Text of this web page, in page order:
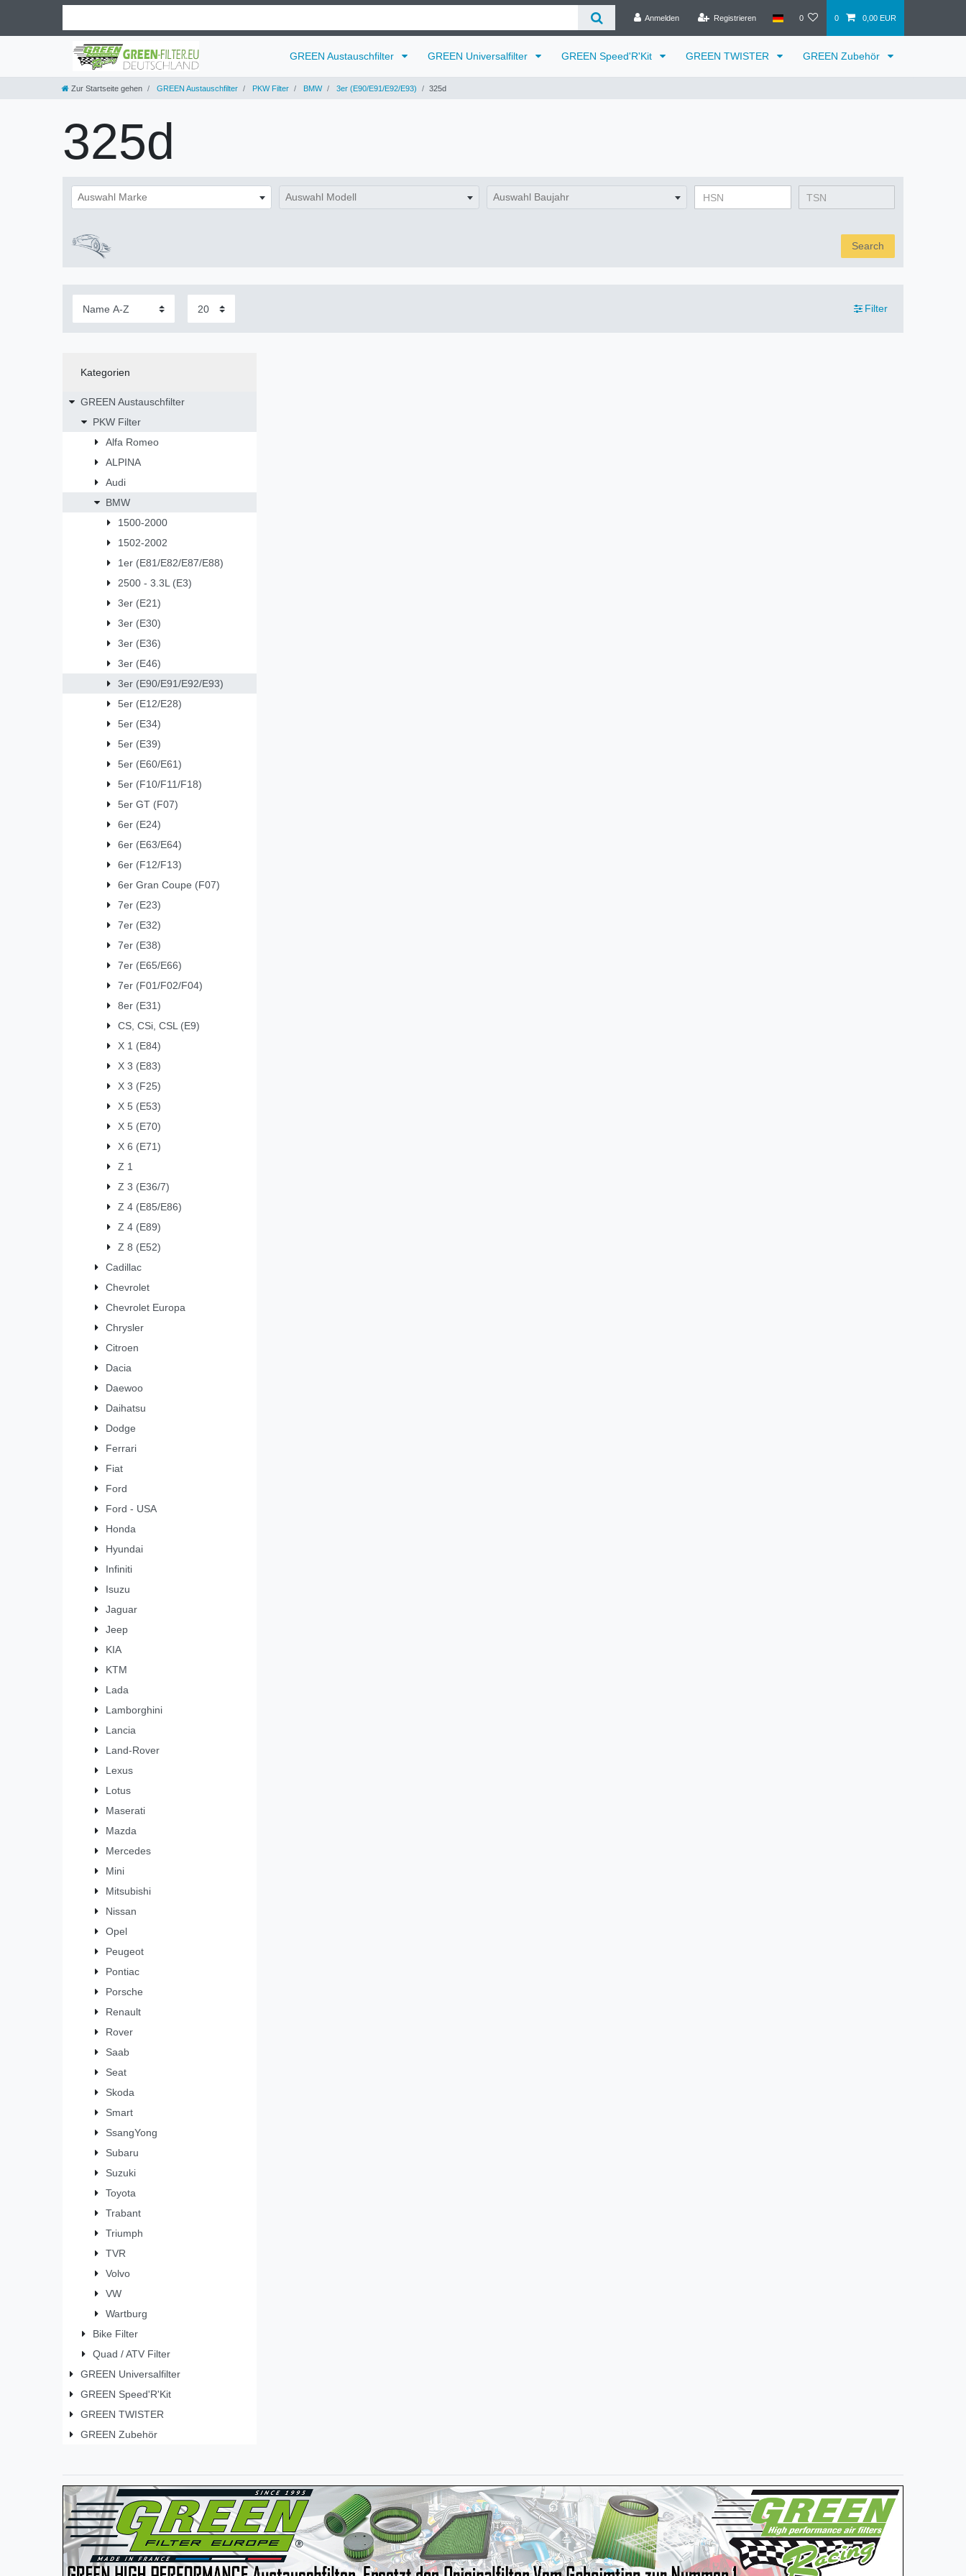
Anmelden Registrieren 0 0 0,00 EUR
GREEN Austauschfilter GREEN Universalfilter GREEN Speed'R'Kit GREEN TWISTER GREEN Zubehör
Zur Startseite gehen GREEN Austauschfilter PKW Filter BMW 3er (E90/E91/E92/E93) 325d
325d
Auswahl Marke Auswahl Modell Auswahl Baujahr
Search
Filter
Kategorien
GREEN Austauschfilter
PKW Filter
Alfa Romeo
ALPINA
Audi
BMW
1500-2000
1502-2002
1er (E81/E82/E87/E88)
2500 - 3.3L (E3)
3er (E21)
3er (E30)
3er (E36)
3er (E46)
3er (E90/E91/E92/E93)
5er (E12/E28)
5er (E34)
5er (E39)
5er (E60/E61)
5er (F10/F11/F18)
5er GT (F07)
6er (E24)
6er (E63/E64)
6er (F12/F13)
6er Gran Coupe (F07)
7er (E23)
7er (E32)
7er (E38)
7er (E65/E66)
7er (F01/F02/F04)
8er (E31)
CS, CSi, CSL (E9)
X 1 (E84)
X 3 (E83)
X 3 (F25)
X 5 (E53)
X 5 (E70)
X 6 (E71)
Z 1
Z 3 (E36/7)
Z 4 (E85/E86)
Z 4 (E89)
Z 8 (E52)
Cadillac
Chevrolet
Chevrolet Europa
Chrysler
Citroen
Dacia
Daewoo
Daihatsu
Dodge
Ferrari
Fiat
Ford
Ford - USA
Honda
Hyundai
Infiniti
Isuzu
Jaguar
Jeep
KIA
KTM
Lada
Lamborghini
Lancia
Land-Rover
Lexus
Lotus
Maserati
Mazda
Mercedes
Mini
Mitsubishi
Nissan
Opel
Peugeot
Pontiac
Porsche
Renault
Rover
Saab
Seat
Skoda
Smart
SsangYong
Subaru
Suzuki
Toyota
Trabant
Triumph
TVR
Volvo
VW
Wartburg
Bike Filter
Quad / ATV Filter
GREEN Universalfilter
GREEN Speed'R'Kit
GREEN TWISTER
GREEN Zubehör